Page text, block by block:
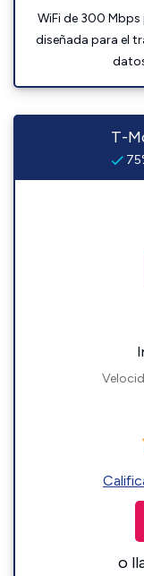
WiFi de 300
diseñada para el
T-
o